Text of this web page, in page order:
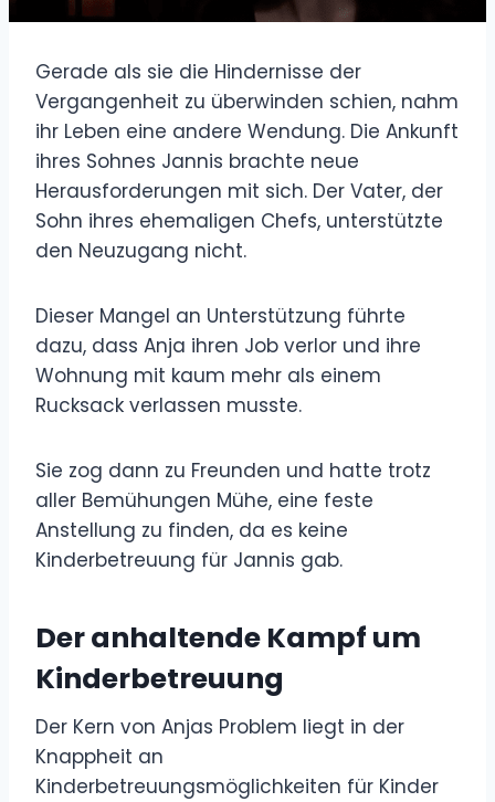
Gerade als sie die Hindernisse der
Vergangenheit zu überwinden schien, nahm
ihr Leben eine andere Wendung. Die Ankunft
ihres Sohnes Jannis brachte neue
Herausforderungen mit sich. Der Vater, der
Sohn ihres ehemaligen Chefs, unterstützte
den Neuzugang nicht.
Dieser Mangel an Unterstützung führte
dazu, dass Anja ihren Job verlor und ihre
Wohnung mit kaum mehr als einem
Rucksack verlassen musste.
Sie zog dann zu Freunden und hatte trotz
aller Bemühungen Mühe, eine feste
Anstellung zu finden, da es keine
Kinderbetreuung für Jannis gab.
Der anhaltende Kampf um
Kinderbetreuung
Der Kern von Anjas Problem liegt in der
Knappheit an
Kinderbetreuungsmöglichkeiten für Kinder